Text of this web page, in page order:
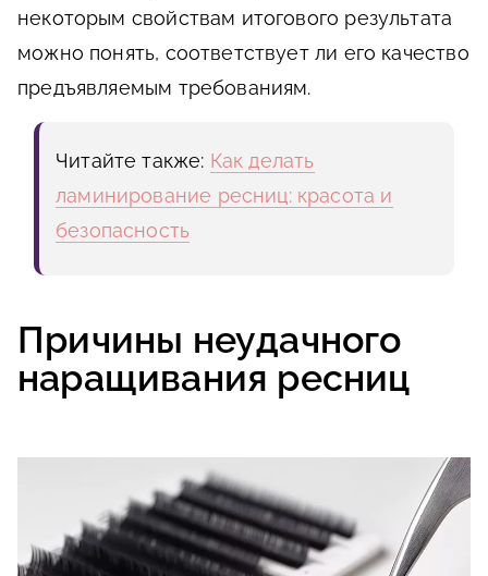
некоторым свойствам итогового результата
можно понять, соответствует ли его качество
предъявляемым требованиям.
Читайте также: Как делать
ламинирование ресниц: красота и
безопасность
Причины неудачного
наращивания ресниц